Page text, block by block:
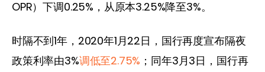
OPR）下调0.25%，从原本3.25%降至3%。
时隔不到1年，2020年1月22日，国行再度宣布隔夜
政策利率由3%调低至2.75% ；同年3月3日，国行再